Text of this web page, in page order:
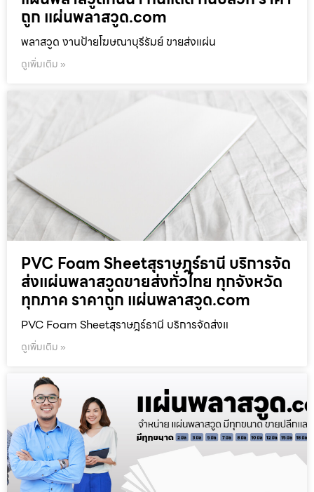
ถูก แผ่นพลาสวูด.com
พลาสวูด งานป้ายโฆษณาบุรีรัมย์ ขายส่งแผ่น
ดูเพิ่มเติม »
PVC Foam Sheetสุราษฎร์ธานี บริการจัด
ส่งแผ่นพลาสวูดขายส่งทั่วไทย ทุกจังหวัด
ทุกภาค ราคาถูก แผ่นพลาสวูด.com
PVC Foam Sheetสุราษฎร์ธานี บริการจัดส่งแ
ดูเพิ่มเติม »